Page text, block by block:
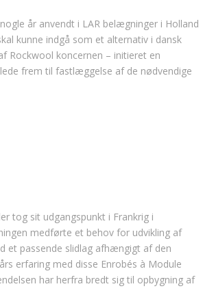
år anvendt i LAR belægninger i Holland
kunne indgå som et alternativ i dansk
Rockwool koncernen – initieret en
frem til fastlæggelse af de nødvendige
tog sit udgangspunkt i Frankrig i
medførte et behov for udvikling af
et passende slidlag afhængigt af den
erfaring med disse Enrobés à Module
har herfra bredt sig til opbygning af